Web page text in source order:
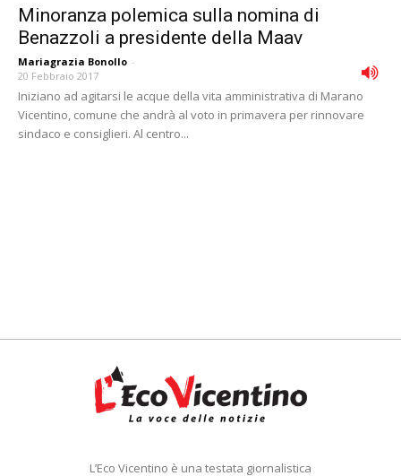
Minoranza polemica sulla nomina di
Benazzoli a presidente della Maav
Mariagrazia Bonollo -
20 Febbraio 2017
Iniziano ad agitarsi le acque della vita amministrativa di Marano
Vicentino, comune che andrà al voto in primavera per rinnovare
sindaco e consiglieri. Al centro...
L’Eco Vicentino è una testata giornalistica